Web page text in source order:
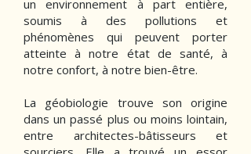
un environnement à part entière,
soumis à des pollutions et
phénomènes qui peuvent porter
atteinte à notre état de santé, à
notre confort, à notre bien-être.
La géobiologie trouve son origine
dans un passé plus ou moins lointain,
entre architectes-bâtisseurs et